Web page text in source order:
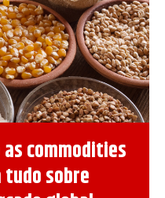
commodities
tudo sobre